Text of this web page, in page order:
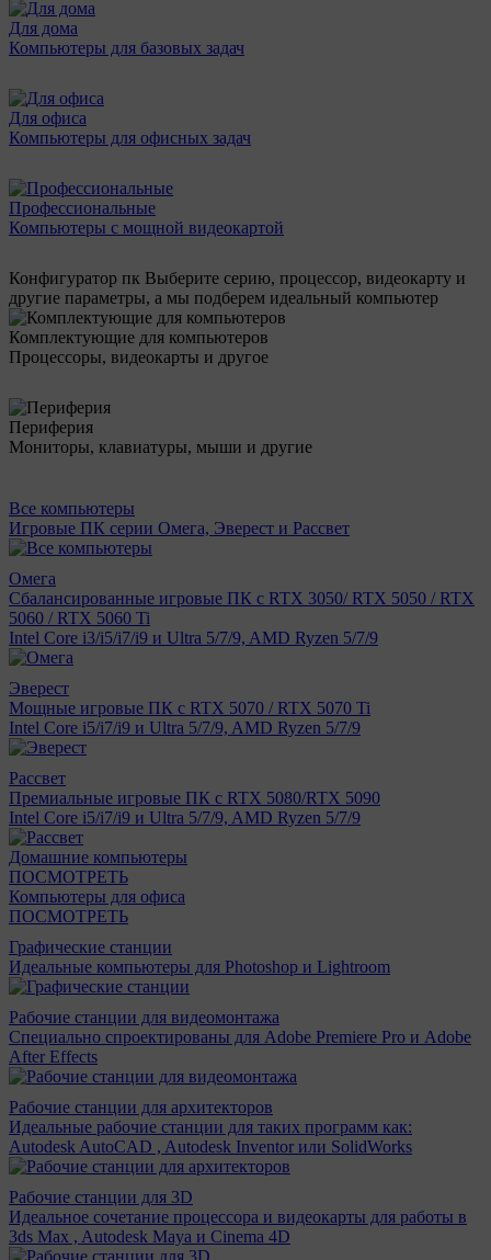
Для дома
Компьютеры для базовых задач
Для офиса
Компьютеры для офисных задач
Профессиональные
Компьютеры с мощной видеокартой
Конфигуратор пк Выберите серию, процессор, видеокарту и
другие параметры, а мы подберем идеальный компьютер
Комплектующие для компьютеров
Процессоры, видеокарты и другое
Периферия
Мониторы, клавиатуры, мыши и другие
Все компьютеры
Игровые ПК серии Омега, Эверест и Рассвет
Омега
Сбалансированные игровые ПК с RTX 3050/ RTX 5050 / RTX
5060 / RTX 5060 Ti
Intel Core i3/i5/i7/i9 и Ultra 5/7/9, AMD Ryzen 5/7/9
Эверест
Мощные игровые ПК с RTX 5070 / RTX 5070 Ti
Intel Core i5/i7/i9 и Ultra 5/7/9, AMD Ryzen 5/7/9
Рассвет
Премиальные игровые ПК с RTX 5080/RTX 5090
Intel Core i5/i7/i9 и Ultra 5/7/9, AMD Ryzen 5/7/9
Домашние компьютеры
ПОСМОТРЕТЬ
Компьютеры для офиса
ПОСМОТРЕТЬ
Графические станции
Идеальные компьютеры для Photoshop и Lightroom
Рабочие станции для видеомонтажа
Специально спроектированы для Adobe Premiere Pro и Adobe
After Effects
Рабочие станции для архитекторов
Идеальные рабочие станции для таких программ как:
Autodesk AutoCAD , Autodesk Inventor или SolidWorks
Рабочие станции для 3D
Идеальное сочетание процессора и видеокарты для работы в
3ds Max , Autodesk Maya и Cinema 4D